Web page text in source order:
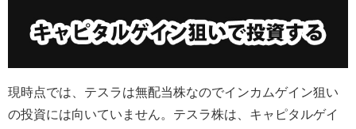
現時点では、テスラは無配当株なのでインカムゲイン狙い
の投資には向いていません。テスラ株は、キャピタルゲイ